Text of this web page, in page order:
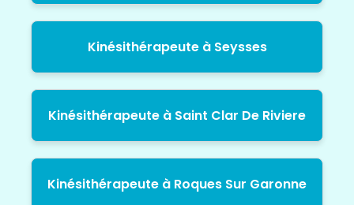
Kinésithérapeute à Seysses
Kinésithérapeute à Saint Clar De Riviere
Kinésithérapeute à Roques Sur Garonne